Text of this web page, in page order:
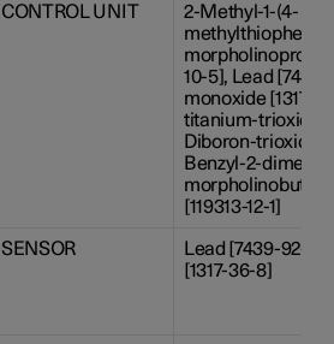
CONTROL UNIT
2-Methyl-1-(4-
10-5], Lead [7439-
monoxide [1317-
titanium-trioxide
Diboron-trioxide
Benzyl-2-
[119313-12-1]
SENSOR
Lead [7439-92-
[1317-36-8]